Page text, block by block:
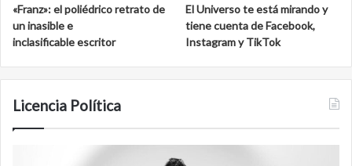
«Franz»: el poliédrico retrato de
un inasible e
inclasificable escritor
El Universo te está mirando y
tiene cuenta de Facebook,
Instagram y TikTok
Licencia Política